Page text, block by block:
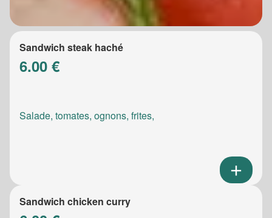
Sandwich steak haché
6.00 €
Salade, tomates, ognons, frites,
Sandwich chicken curry